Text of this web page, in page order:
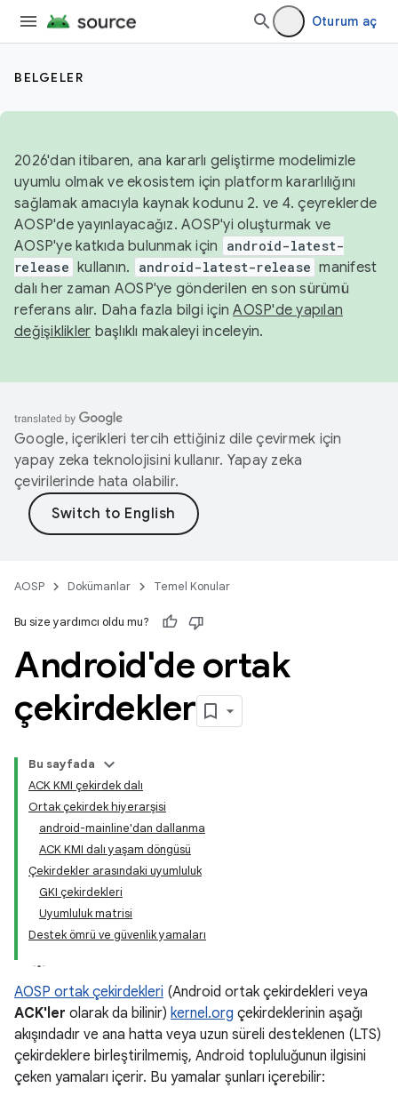
Oturum aç
BELGELER
2026'dan itibaren, ana kararlı geliştirme modelimizle
uyumlu olmak ve ekosistem için platform kararlılığını
sağlamak amacıyla kaynak kodunu 2. ve 4. çeyreklerde
AOSP'de yayınlayacağız. AOSP'yi oluşturmak ve
AOSP'ye katkıda bulunmak için
android-latest-
release kullanın. android-latest-release manifest
dalı her zaman AOSP'ye gönderilen en son sürümü
referans alır. Daha fazla bilgi içinAOSP'de yapılan
değişiklikler başlıklı makaleyi inceleyin.
Google, içerikleri tercih ettiğiniz dile çevirmek için
yapay zeka teknolojisini kullanır. Yapay zeka
çevirilerinde hata olabilir.
AOSP Dokümanlar Temel Konular
Bu size yardımcı oldu mu?
Android'de ortak
çekirdekler
Bu sayfada
ACK KMI çekirdek dalı
Ortak çekirdek hiyerarşisi
android-mainline'dan dallanma
ACK KMI dalı yaşam döngüsü
Çekirdekler arasındaki uyumluluk
GKI çekirdekleri
Uyumluluk matrisi
Destek ömrü ve güvenlik yamaları
AOSP ortak çekirdekleri (Android ortak çekirdekleri veya
ACK'ler olarak da bilinir) kernel.org çekirdeklerinin aşağı
akışındadır ve ana hatta veya uzun süreli desteklenen (LTS)
çekirdeklere birleştirilmemiş, Android topluluğunun ilgisini
çeken yamaları içerir. Bu yamalar şunları içerebilir: